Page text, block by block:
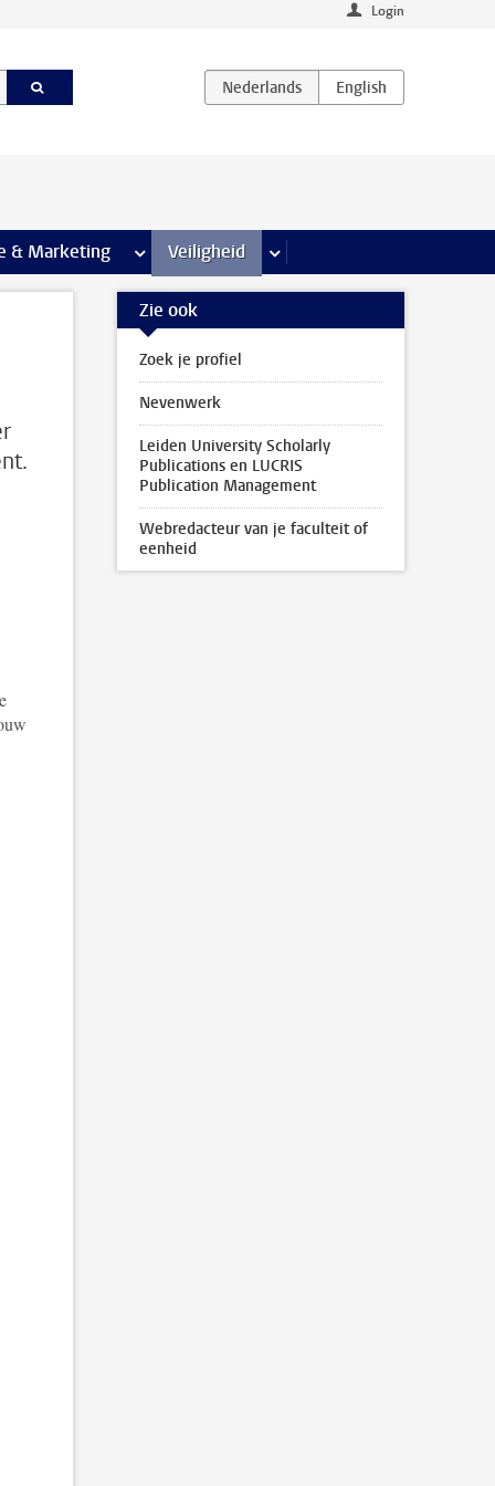
Login
& Marketing meer Communicatie & Marketing pagina’s
Veiligheid meer Veiligheid pagina’s
Zie ook
Zoek je profiel
Nevenwerk
Leiden University Scholarly
Publications en LUCRIS
Publication Management
Webredacteur van je faculteit of
eenheid